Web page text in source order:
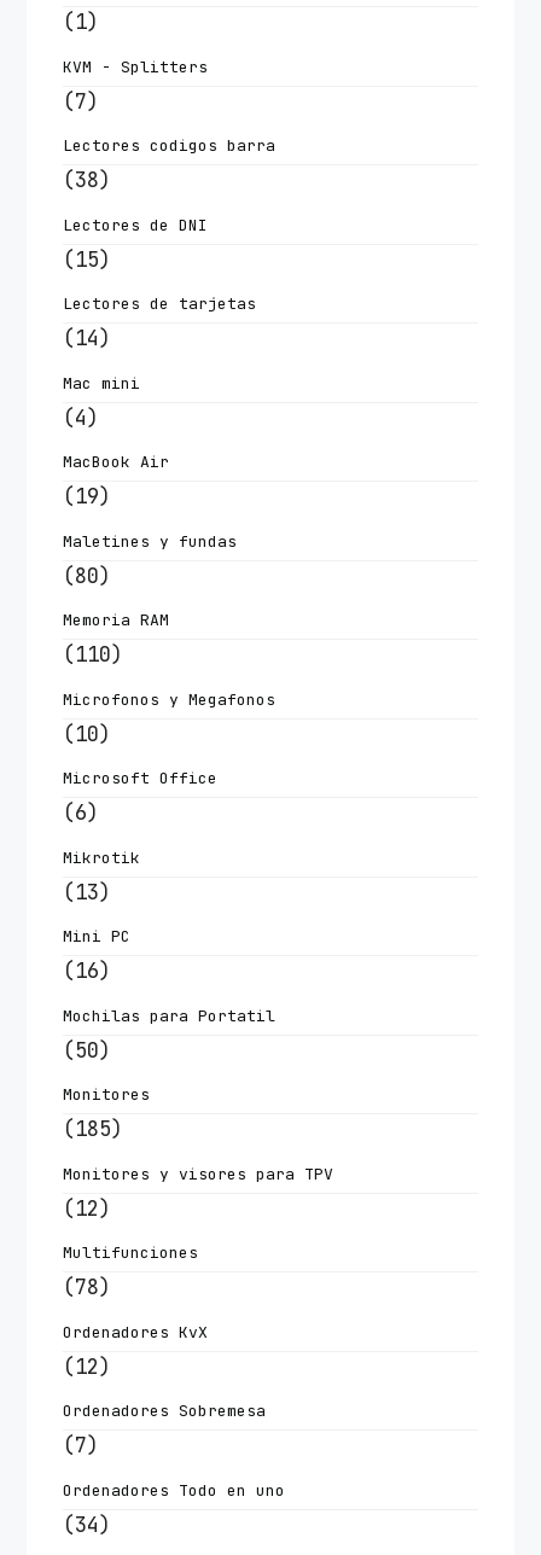
(1)
KVM - Splitters
(7)
Lectores codigos barra
(38)
Lectores de DNI
(15)
Lectores de tarjetas
(14)
Mac mini
(4)
MacBook Air
(19)
Maletines y fundas
(80)
Memoria RAM
(110)
Microfonos y Megafonos
(10)
Microsoft Office
(6)
Mikrotik
(13)
Mini PC
(16)
Mochilas para Portatil
(50)
Monitores
(185)
Monitores y visores para TPV
(12)
Multifunciones
(78)
Ordenadores KvX
(12)
Ordenadores Sobremesa
(7)
Ordenadores Todo en uno
(34)